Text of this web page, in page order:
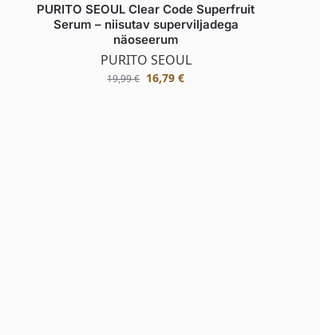
PURITO SEOUL Clear Code Superfruit
Serum – niisutav superviljadega
näoseerum
PURITO SEOUL
19,99€ 16,79€